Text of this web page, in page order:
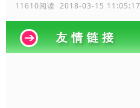
11610阅读 2018-03-15 11:05:17